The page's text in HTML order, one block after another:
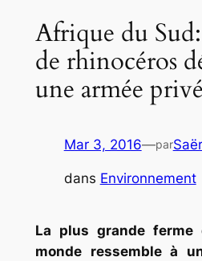
Afrique du
de rhinocéros
une armée
Mar 3, 2016—par
dans Environnement
La plus grande ferme
monde ressemble à